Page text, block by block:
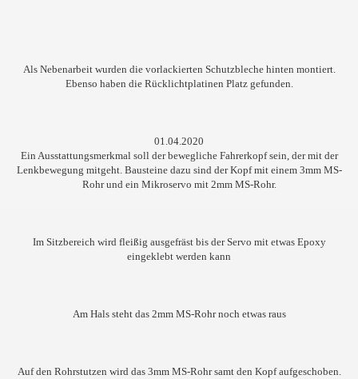
Als Nebenarbeit wurden die vorlackierten Schutzbleche hinten montiert.
Ebenso haben die Rücklichtplatinen Platz gefunden.
01.04.2020
Ein Ausstattungsmerkmal soll der bewegliche Fahrerkopf sein, der mit der
Lenkbewegung mitgeht. Bausteine dazu sind der Kopf mit einem 3mm MS-
Rohr und ein Mikroservo mit 2mm MS-Rohr.
Im Sitzbereich wird fleißig ausgefräst bis der Servo mit etwas Epoxy
eingeklebt werden kann
Am Hals steht das 2mm MS-Rohr noch etwas raus
Auf den Rohrstutzen wird das 3mm MS-Rohr samt den Kopf aufgeschoben.